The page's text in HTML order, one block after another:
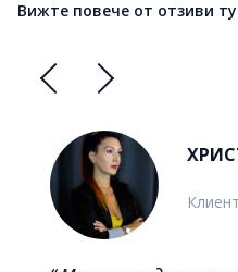
Вижте повече от отзиви
Клиент